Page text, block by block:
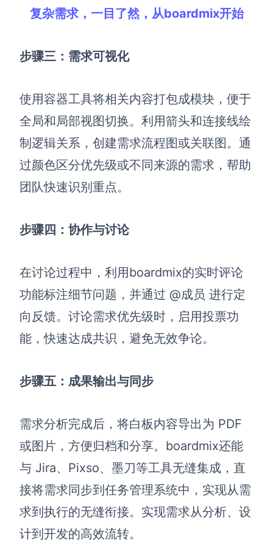
复杂需求，一目了然，从boardmix开始
步骤三：需求可视化
使用容器工具将相关内容打包成模块，便于
全局和局部视图切换。利用箭头和连接线绘
制逻辑关系，创建需求流程图或关联图。通
过颜色区分优先级或不同来源的需求，帮助
团队快速识别重点。
步骤四：协作与讨论
在讨论过程中，利用boardmix的实时评论
功能标注细节问题，并通过 @成员 进行定
向反馈。讨论需求优先级时，启用投票功
能，快速达成共识，避免无效争论。
步骤五：成果输出与同步
需求分析完成后，将白板内容导出为 PDF
或图片，方便归档和分享。boardmix还能
与 Jira、Pixso、墨刀等工具无缝集成，直
接将需求同步到任务管理系统中，实现从需
求到执行的无缝衔接。实现需求从分析、设
计到开发的高效流转。